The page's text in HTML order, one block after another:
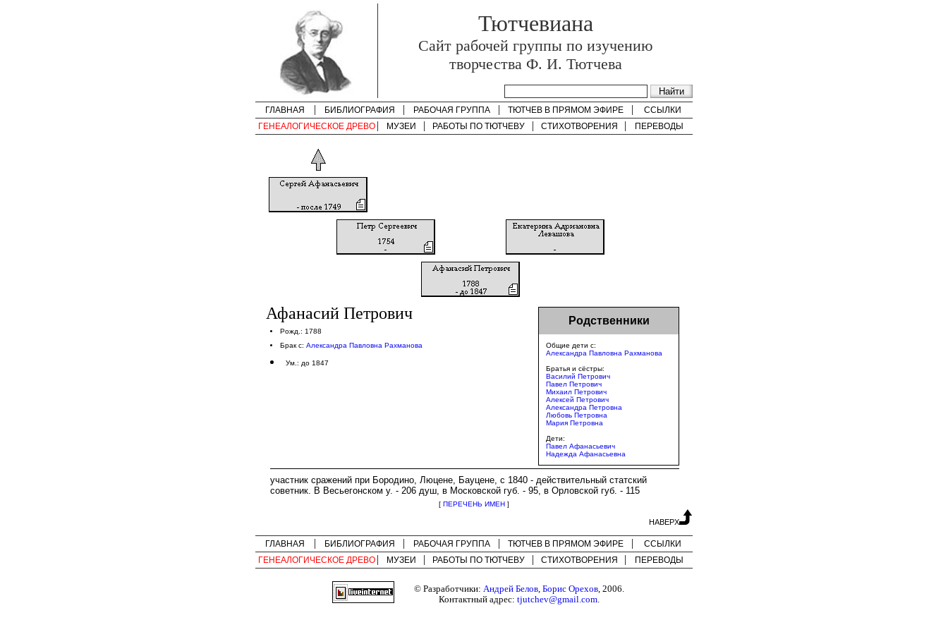
Тютчевиана
Cайт рабочей группы по изучению
творчества Ф. И. Тютчева
ГЛАВНАЯ БИБЛИОГРАФИЯ РАБОЧАЯ ГРУППА ТЮТЧЕВ В ПРЯМОМ ЭФИРЕ
ССЫЛКИ
ГЕНЕАЛОГИЧЕСКОЕ ДРЕВО
МУЗЕИ РАБОТЫ ПО ТЮТЧЕВУ СТИХОТВОРЕНИЯ ПЕРЕВОДЫ
Родственники
Общие дети с:
Александра Павловна Рахманова
Братья и сёстры:
Василий Петрович
Павел Петрович
Михаил Петрович
Алексей Петрович
Александра Петровна
Любовь Петровна
Мария Петровна
Дети:
Павел Афанасьевич
Надежда Афанасьевна
Афанасий Петрович
Рожд.: 1788
Брак с: Александра Павловна Рахманова
Ум.: до 1847
участник сражений при Бородино, Люцене, Бауцене, с 1840 - действительный статский
советник. В Весьегонском у. - 206 душ, в Московской губ. - 95, в Орловской губ. - 115
[ ПЕРЕЧЕНЬ ИМЕН ]
НАВЕРХ
ГЛАВНАЯ БИБЛИОГРАФИЯ РАБОЧАЯ ГРУППА ТЮТЧЕВ В ПРЯМОМ ЭФИРЕ
ССЫЛКИ
ГЕНЕАЛОГИЧЕСКОЕ ДРЕВО
МУЗЕИ РАБОТЫ ПО ТЮТЧЕВУ СТИХОТВОРЕНИЯ ПЕРЕВОДЫ
© Разработчики: Андрей Белов, Борис Орехов, 2006.
Контактный адрес: tjutchev@gmail.com.